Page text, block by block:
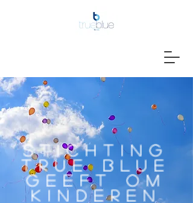
STICHTING
TRUE BLUE
GEEFT OM
KINDEREN